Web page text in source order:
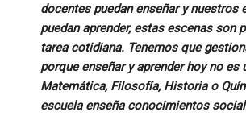
docentes puedan enseñar y nuestros
puedan aprender, estas escenas son
tarea cotidiana. Tenemos que
porque enseñar y aprender hoy no es
Matemática, Filosofía, Historia o
escuela enseña conocimientos